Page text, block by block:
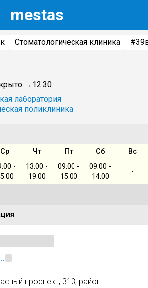
mestas
Стоматологическая клиника #39
→ 12:30
лаборатория
поликлиника
Ср Чт Пт Сб
Вс
-
13:00 -
19:00
09:00 -
15:00
09:00 -
14:00
-
проспект, 313, район